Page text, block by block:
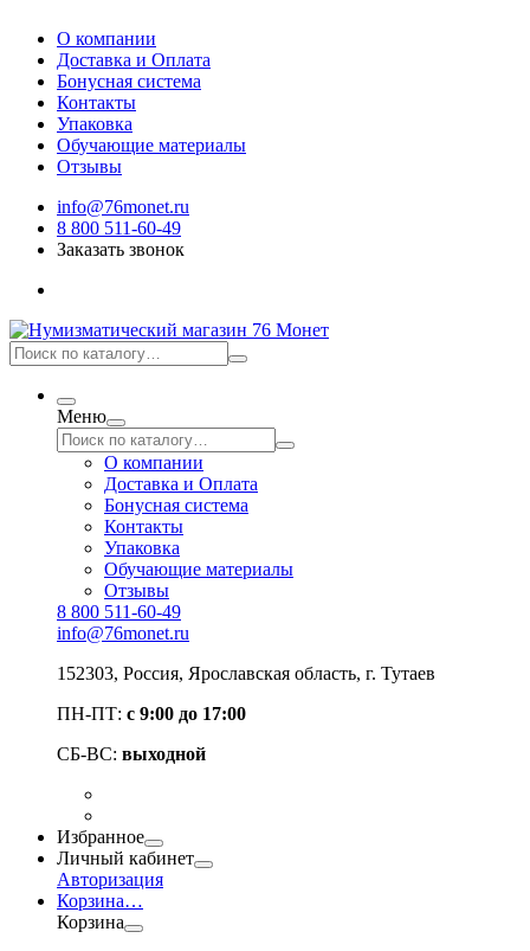
О компании
Доставка и Оплата
Бонусная система
Контакты
Упаковка
Обучающие материалы
Отзывы
info@76monet.ru
8 800 511-60-49
Заказать звонок
Меню
О компании
Доставка и Оплата
Бонусная система
Контакты
Упаковка
Обучающие материалы
Отзывы
8 800 511-60-49
info@76monet.ru
152303, Россия, Ярославская область, г. Тутаев
ПН-ПТ: с 9:00 до 17:00
СБ-ВС: выходной
Избранное
Личный кабинет
Авторизация
Корзина…
Корзина